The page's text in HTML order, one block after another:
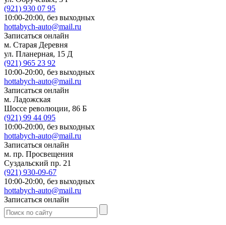
(921) 930 07 95
10:00-20:00, без выходных
hottabych-auto@mail.ru
Записаться онлайн
м. Старая Деревня
ул. Планерная, 15 Д
(921) 965 23 92
10:00-20:00, без выходных
hottabych-auto@mail.ru
Записаться онлайн
м. Ладожская
Шоссе революции, 86 Б
(921) 99 44 095
10:00-20:00, без выходных
hottabych-auto@mail.ru
Записаться онлайн
м. пр. Просвещения
Суздальский пр. 21
(921) 930-09-67
10:00-20:00, без выходных
hottabych-auto@mail.ru
Записаться онлайн